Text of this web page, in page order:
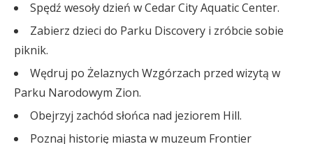
Spędź wesoły dzień w Cedar City Aquatic Center.
Zabierz dzieci do Parku Discovery i zróbcie sobie
piknik.
Wędruj po Żelaznych Wzgórzach przed wizytą w
Parku Narodowym Zion.
Obejrzyj zachód słońca nad jeziorem Hill.
Poznaj historię miasta w muzeum Frontier